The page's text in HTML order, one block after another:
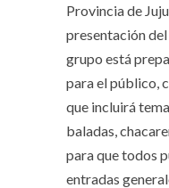
Provincia de
presentación
grupo está
para el público,
que incluirá
baladas,
para que todos
entradas